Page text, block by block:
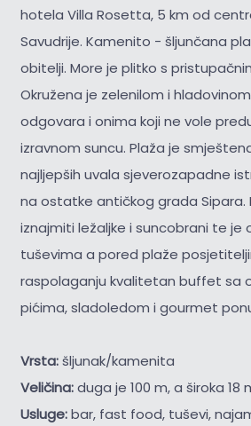
hotela Villa Rosetta, 5 km od
Savudrije. Kamenito - šljunčana
obitelji. More je plitko s
Okružena je zelenilom i
odgovara i onima koji ne vole
izravnom suncu. Plaža je
najljepših uvala sjeverozapadne
na ostatke antičkog grada Sipara.
iznajmiti ležaljke i suncobrani te je
tuševima a pored plaže
raspolaganju kvalitetan buffet sa
pićima, sladoledom i gourmet
Vrsta:šljunak/kamenita
Veličina:duga je 100 m, a široka 18
Usluge:bar, fast food, tuševi,